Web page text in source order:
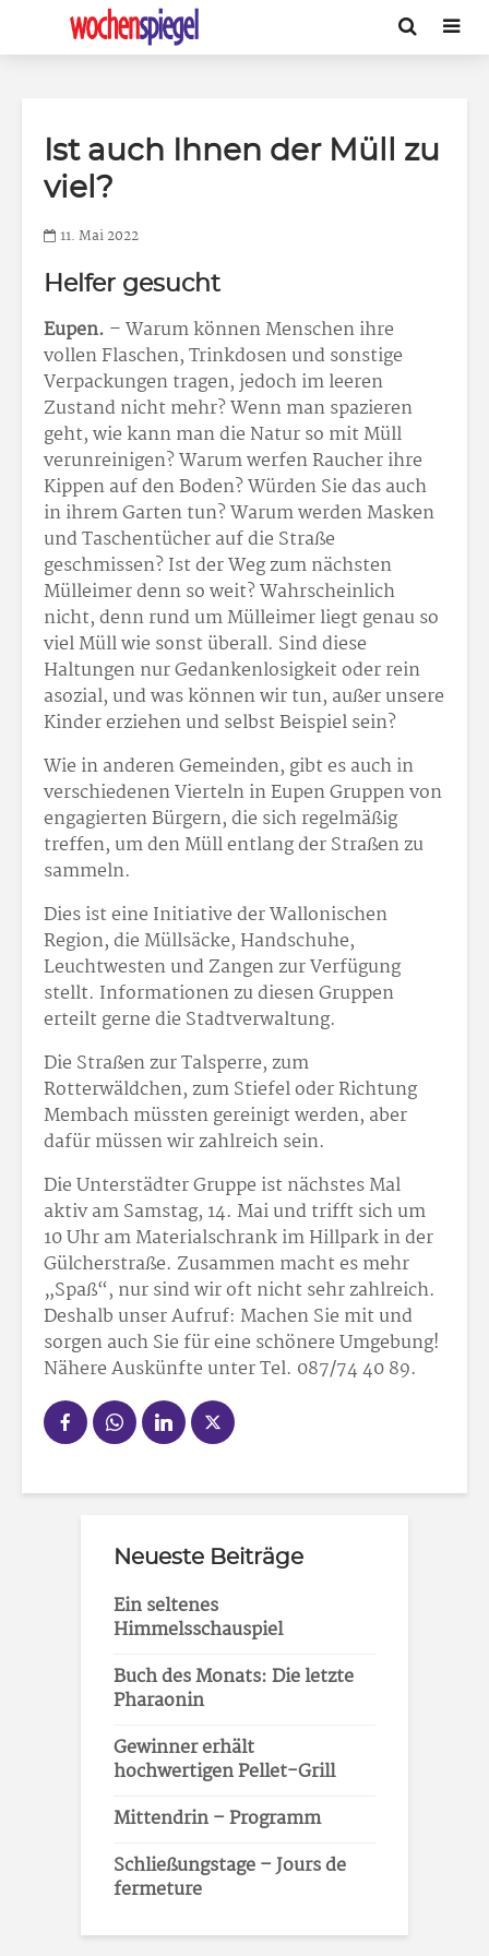
Ist auch Ihnen der Müll zu
viel?
11. Mai 2022
Helfer gesucht
Eupen. – Warum können Menschen ihre
vollen Flaschen, Trinkdosen und sonstige
Verpackungen tragen, jedoch im leeren
Zustand nicht mehr? Wenn man spazieren
geht, wie kann man die Natur so mit Müll
verunreinigen? Warum werfen Raucher ihre
Kippen auf den Boden? Würden Sie das auch
in ihrem Garten tun? Warum werden Masken
und Taschentücher auf die Straße
geschmissen? Ist der Weg zum nächsten
Mülleimer denn so weit? Wahrscheinlich
nicht, denn rund um Mülleimer liegt genau so
viel Müll wie sonst überall. Sind diese
Haltungen nur Gedankenlosigkeit oder rein
asozial, und was können wir tun, außer unsere
Kinder erziehen und selbst Beispiel sein?
Wie in anderen Gemeinden, gibt es auch in
verschiedenen Vierteln in Eupen Gruppen von
engagierten Bürgern, die sich regelmäßig
treffen, um den Müll entlang der Straßen zu
sammeln.
Dies ist eine Initiative der Wallonischen
Region, die Müllsäcke, Handschuhe,
Leuchtwesten und Zangen zur Verfügung
stellt. Informationen zu diesen Gruppen
erteilt gerne die Stadtverwaltung.
Die Straßen zur Talsperre, zum
Rotterwäldchen, zum Stiefel oder Richtung
Membach müssten gereinigt werden, aber
dafür müssen wir zahlreich sein.
Die Unterstädter Gruppe ist nächstes Mal
aktiv am Samstag, 14. Mai und trifft sich um
10 Uhr am Materialschrank im Hillpark in der
Gülcherstraße. Zusammen macht es mehr
„Spaß“, nur sind wir oft nicht sehr zahlreich.
Deshalb unser Aufruf: Machen Sie mit und
sorgen auch Sie für eine schönere Umgebung!
Nähere Auskünfte unter Tel. 087/74 40 89.
Neueste Beiträge
Ein seltenes
Himmelsschauspiel
Buch des Monats: Die letzte
Pharaonin
Gewinner erhält
hochwertigen Pellet-Grill
Mittendrin – Programm
Schließungstage – Jours de
fermeture